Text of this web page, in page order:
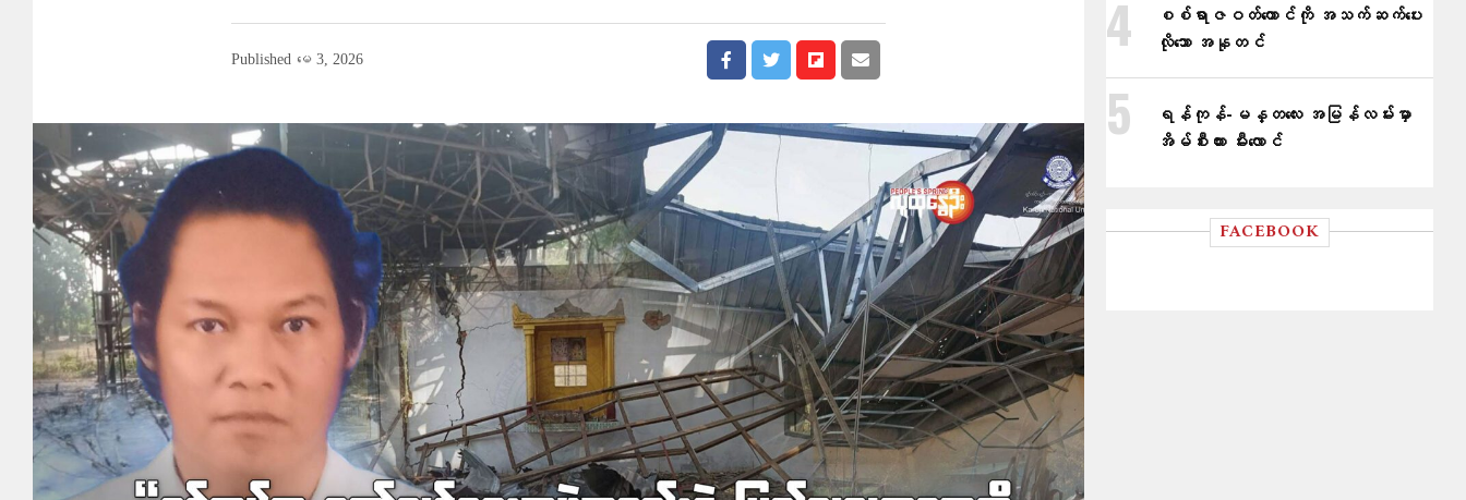
Published မေ 3, 2026
စစ်ရာဇဝတ်ကောင်ကို အသက်ဆက်ပေး
လိုသော အနုတင်
ရန်ကုန်-မန္တလေး အမြန်လမ်းမှာ
အိမ်စီးကား မီးလောင်
FACEBOOK